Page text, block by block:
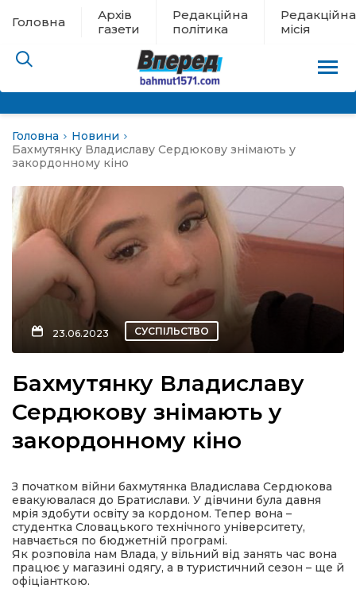
Головна
Архів
газети
Редакційна
політика
Редакційна
місія
евакуації
новини
політика
місія
Головна
Новини
Бахмутянку Владиславу Сердюкову знімають у
закордонному кіно
23.06.2023 СУСПІЛЬСТВО
Бахмутянку Владиславу
Сердюкову знімають у
закордонному кіно
З початком війни бахмутянка Владислава Сердюкова
евакуювалася до Братислави. У дівчини була давня
мрія здобути освіту за кордоном. Тепер вона –
студентка Словацького технічного університету,
навчається по бюджетній програмі.
Як розповіла нам Влада, у вільний від занять час вона
працює у магазині одягу, а в туристичний сезон – ще й
офіціанткою.